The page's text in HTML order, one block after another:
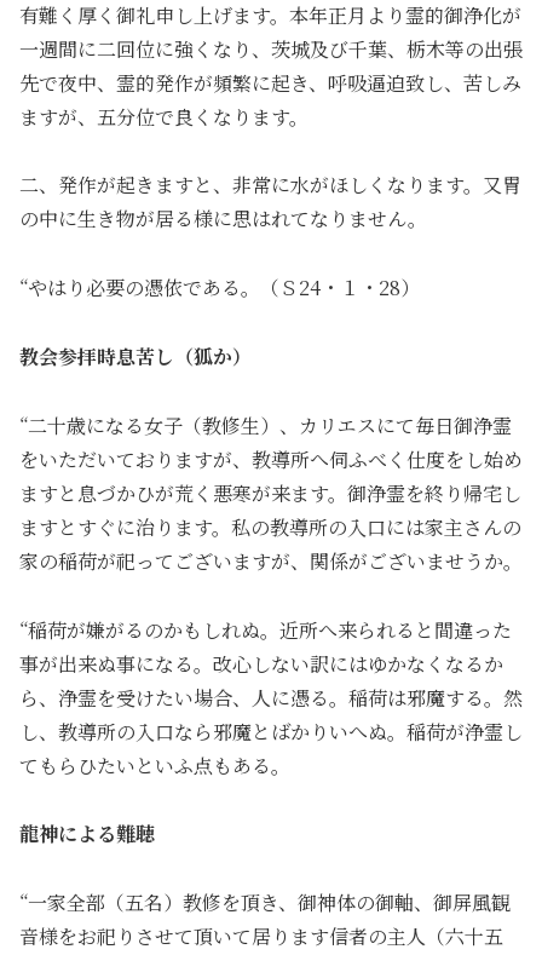
有難く厚く御礼申し上げます。本年正月より霊的御浄化が
一週間に二回位に強くなり、茨城及び千葉、栃木等の出張
先で夜中、霊的発作が頻繁に起き、呼吸逼迫致し、苦しみ
ますが、五分位で良くなります。
二、発作が起きますと、非常に水がほしくなります。又胃
の中に生き物が居る様に思はれてなりません。
“やはり必要の憑依である。（Ｓ24・１・28）
教会参拝時息苦し（狐か）
“二十歳になる女子（教修生）、カリエスにて毎日御浄霊
をいただいておりますが、教導所へ伺ふべく仕度をし始め
ますと息づかひが荒く悪寒が来ます。御浄霊を終り帰宅し
ますとすぐに治ります。私の教導所の入口には家主さんの
家の稲荷が祀ってございますが、関係がございませうか。
“稲荷が嫌がるのかもしれぬ。近所へ来られると間違った
事が出来ぬ事になる。改心しない訳にはゆかなくなるか
ら、浄霊を受けたい場合、人に憑る。稲荷は邪魔する。然
し、教導所の入口なら邪魔とばかりいへぬ。稲荷が浄霊し
てもらひたいといふ点もある。
龍神による難聴
“一家全部（五名）教修を頂き、御神体の御軸、御屏風観
音様をお祀りさせて頂いて居ります信者の主人（六十五